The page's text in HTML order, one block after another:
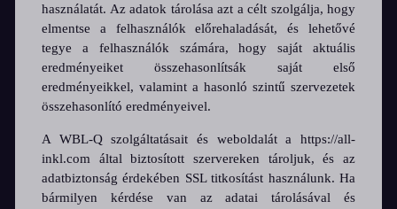
használatát. Az adatok tárolása azt a célt szolgálja, hogy
elmentse a felhasználók előrehaladását, és lehetővé
tegye a felhasználók számára, hogy saját aktuális
eredményeiket összehasonlítsák saját első
eredményeikkel, valamint a hasonló szintű szervezetek
összehasonlító eredményeivel.
A WBL-Q szolgáltatásait és weboldalát a https://all-
inkl.com által biztosított szervereken tároljuk, és az
adatbiztonság érdekében SSL titkosítást használunk. Ha
bármilyen kérdése van az adatai tárolásával és